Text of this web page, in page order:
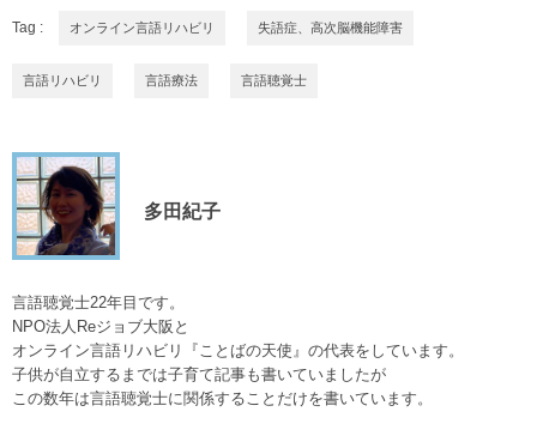
Tag : オンライン言語リハビリ 失語症、高次脳機能障害
言語リハビリ 言語療法 言語聴覚士
多田紀子
言語聴覚士22年目です。
NPO法人Reジョブ大阪と
オンライン言語リハビリ『ことばの天使』の代表をしています。
子供が自立するまでは子育て記事も書いていましたが
この数年は言語聴覚士に関係することだけを書いています。